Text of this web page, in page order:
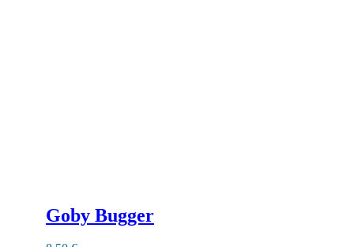
Goby Bugger